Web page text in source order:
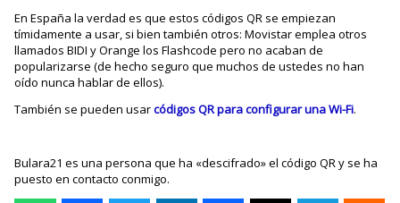
En España la verdad es que estos códigos QR se empiezan
tímidamente a usar, si bien también otros: Movistar emplea otros
llamados BIDI y Orange los Flashcode pero no acaban de
popularizarse (de hecho seguro que muchos de ustedes no han
oído nunca hablar de ellos).
También se pueden usarcódigos QR para configurar una Wi-Fi.
Bulara21 es una persona que ha «descifrado» el código QR y se ha
puesto en contacto conmigo.